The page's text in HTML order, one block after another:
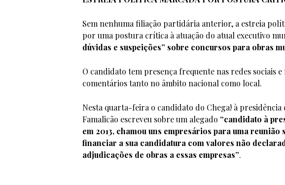
Sem nenhuma filiação partidária anterior, a estreia
por uma postura crítica à atuação do atual executivo
dúvidas e suspeições” sobre concursos para obras
O candidato tem presença frequente nas redes sociais
comentários tanto no âmbito nacional como local.
Nesta quarta-feira o candidato do Chega! à presidência
Famalicão escreveu sobre um alegado “candidato à
em 2013, chamou uns empresários para uma
financiar a sua candidatura com valores não
adjudicações de obras a essas empresas”.